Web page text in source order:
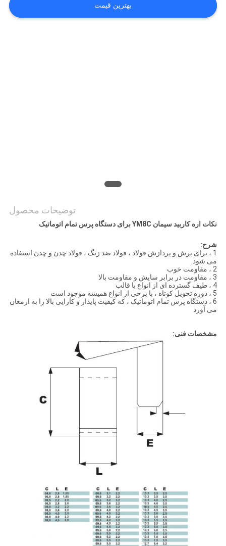
درخواست
بهترین قیمت
توضیحات محصول
نکات اره کاربید سیمان YM8C برای دستگاه پرس تمام اتوماتیک
شرح:
1 ، برای برش و پردازش فولاد ، فولاد ضد زنگ ، فولاد چدن و ​​چدن استفاده
می شود.
2 ، مقاومت خوب
3 ، مقاومت در برابر سایش و مقاومت بالا
4 ، طیف گسترده ای از انواع با قالب
5 ، دوره تحویل کوتاه ، با برخی از انواع همیشه موجود است
6 ، دستگاه پرس تمام اتوماتیک ، که کیفیت پایدار و کارایی بالا را به ارمغان
می آورد
مشخصات فنی: